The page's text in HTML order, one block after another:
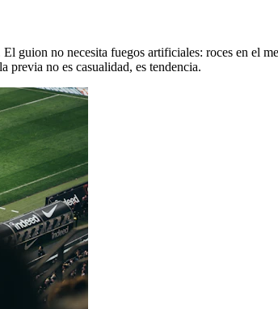
no necesita fuegos artificiales: roces en el
previa no es casualidad, es tendencia.